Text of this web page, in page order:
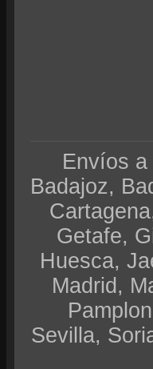
Envíos a
Badajoz,
Getafe,
Huesca,
Madrid,
Sevilla,